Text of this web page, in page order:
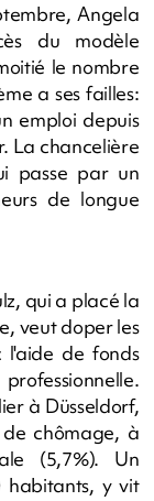
Angela
du modèle
le nombre
a ses failles:
emploi depuis
La chancelière
passe par un
de longue
qui a placé la
veut doper les
l'aide de fonds
à Düsseldorf,
chômage, à
(5,7%). Un
habitants, y vit